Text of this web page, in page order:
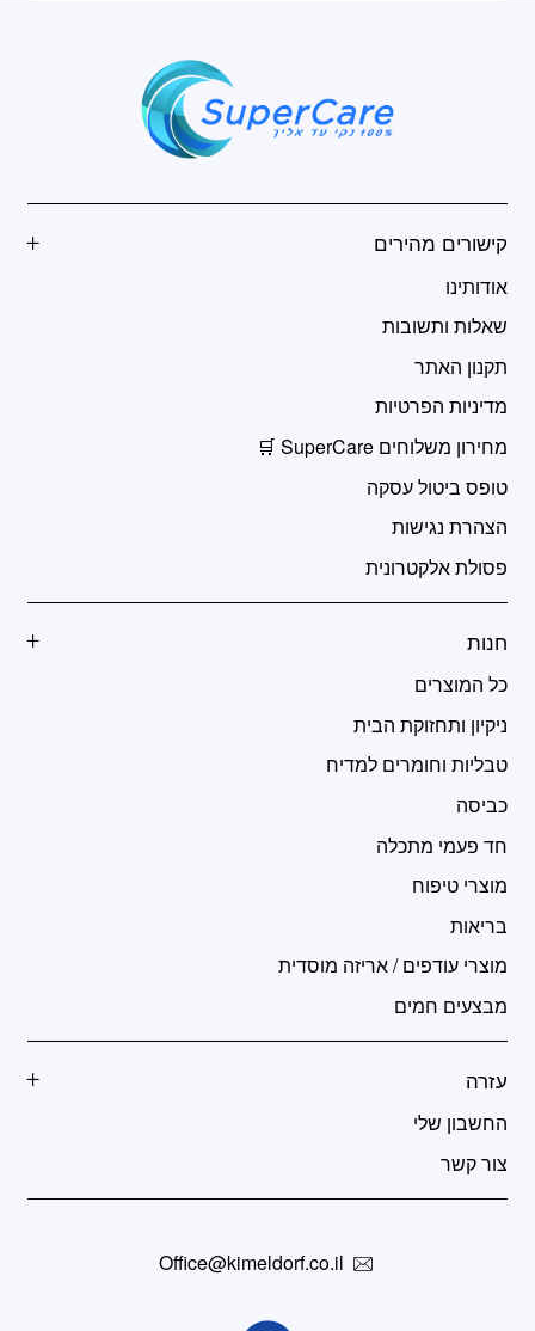
קישורים מהירים
אודותינו
שאלות ותשובות
תקנון האתר
מדיניות הפרטיות
מחירון משלוחים SuperCare 🛒
טופס ביטול עסקה
הצהרת נגישות
פסולת אלקטרונית
חנות
כל המוצרים
ניקיון ותחזוקת הבית
טבליות וחומרים למדיח
כביסה
חד פעמי מתכלה
מוצרי טיפוח
בריאות
מוצרי עודפים / אריזה מוסדית
מבצעים חמים
עזרה
החשבון שלי
צור קשר
Office@kimeldorf.co.il